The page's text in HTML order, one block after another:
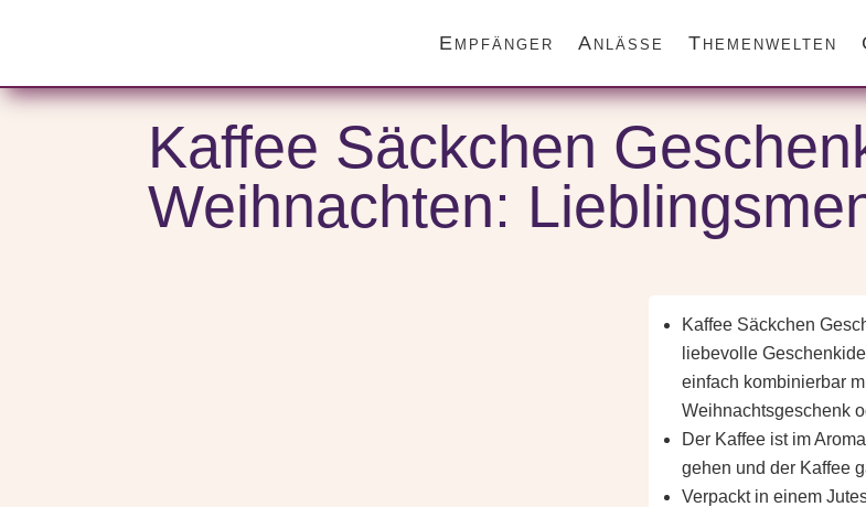
Empfänger Anlässe Themenwelten
Kaffee Säckchen
Weihnachten:
Kaffee Säckchen
liebevolle
einfach kombinierbar
Weihnachtsgeschenk
Der Kaffee ist im
gehen und der Kaffee
Verpackt in einem